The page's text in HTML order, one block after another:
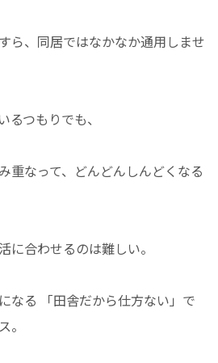
ら、同居ではなかなか通用しませ
つもりでも、
重なって、どんどんしんどくなる
に合わせるのは難しい。
なる 「田舎だから仕方ない」で
。